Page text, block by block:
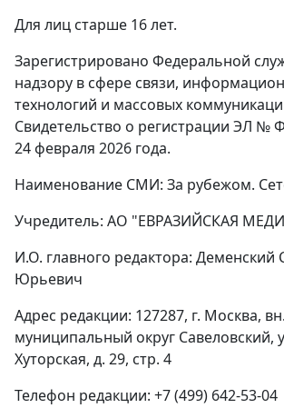
Для лиц старше 16 лет.
Зарегистрировано Федеральной
надзору в сфере связи,
технологий и массовых
Свидетельство о регистрации ЭЛ №
24 февраля 2026 года.
Наименование СМИ: За рубежом.
Учредитель: АО "ЕВРАЗИЙСКАЯ
И.О. главного редактора: Деменский
Юрьевич
Адрес редакции: 127287, г. Москва,
муниципальный округ Савеловский,
Хуторская, д. 29, стр. 4
Телефон редакции: +7 (499) 642-53-04